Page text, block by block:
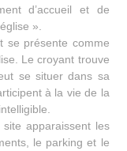
d’accueil et de
».
se présente comme
Le croyant trouve
se situer dans sa
à la vie de la
apparaissent les
le parking et le